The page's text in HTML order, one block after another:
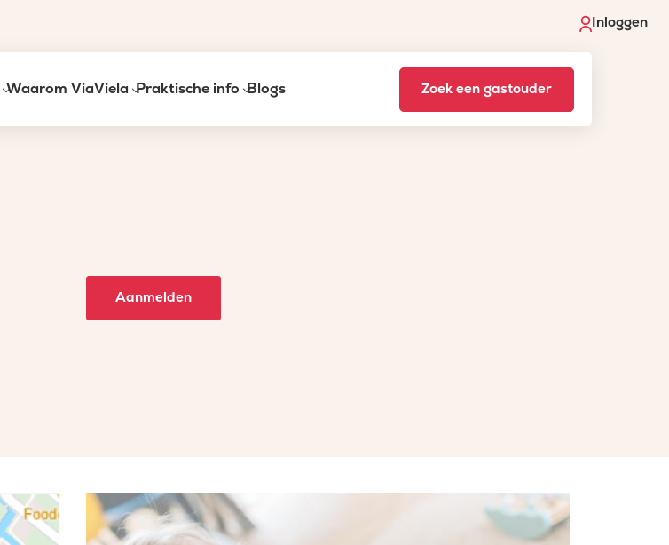
Inloggen
Waarom ViaViela Praktische info Blogs Zoek een gastouder
Aanmelden